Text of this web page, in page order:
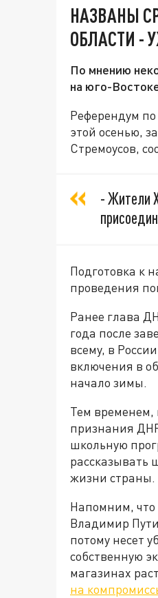
НАЗВАНЫ
ОБЛАСТИ -
По мнению
на юго-
Референдум по
этой осенью,
Стремоусов,
- Жители
Подготовка к
проведения
Ранее глава
года после
всему, в
включения в
начало зимы.
Тем временем,
признания
школьную
рассказывать
жизни страны.
Напомним, что
Владимир
потому несет
собственную
магазинах
на